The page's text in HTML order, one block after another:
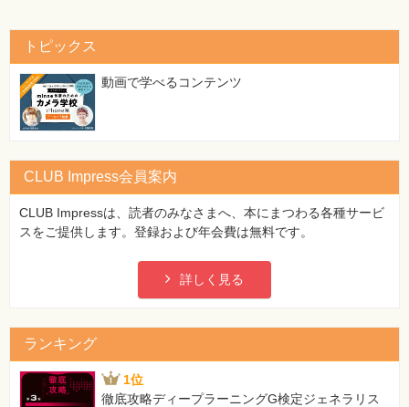
トピックス
動画で学べるコンテンツ
CLUB Impress会員案内
CLUB Impressは、読者のみなさまへ、本にまつわる各種サービ
スをご提供します。登録および年会費は無料です。
詳しく見る
ランキング
1位
徹底攻略ディープラーニングG検定ジェネラリス